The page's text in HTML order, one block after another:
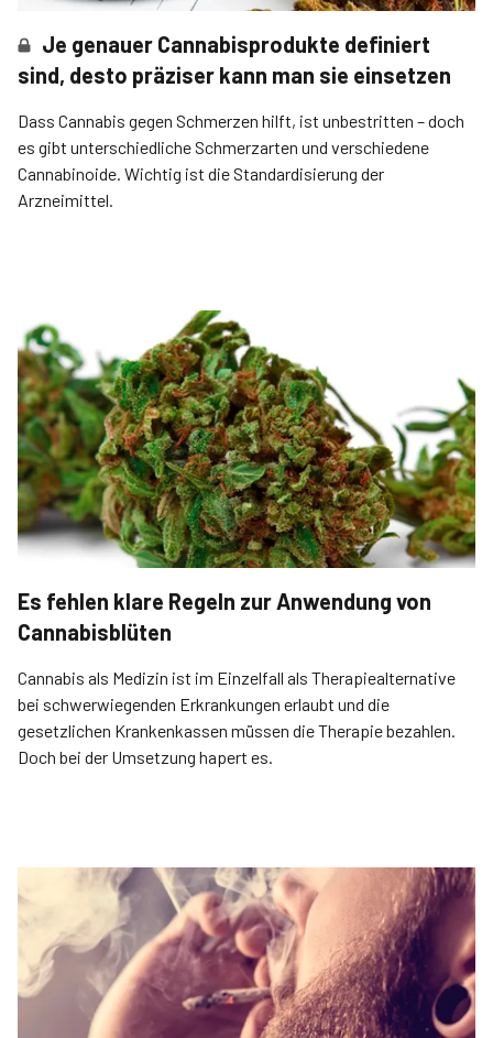
Je genauer Cannabisprodukte definiert
sind, desto präziser kann man sie einsetzen
Dass Cannabis gegen Schmerzen hilft, ist unbestritten – doch
es gibt unterschiedliche Schmerzarten und verschiedene
Cannabinoide. Wichtig ist die Standardisierung der
Arzneimittel.
Es fehlen klare Regeln zur Anwendung von
Cannabisblüten
Cannabis als Medizin ist im Einzelfall als Therapiealternative
bei schwerwiegenden Erkrankungen erlaubt und die
gesetzlichen Krankenkassen müssen die Therapie bezahlen.
Doch bei der Umsetzung hapert es.